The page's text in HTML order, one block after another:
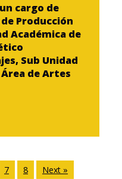
cargo de
Producción
Académica de
Sub Unidad
de Artes
7 8 Next »